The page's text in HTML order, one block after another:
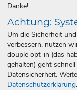
Danke!
Achtung:
Um die Sicherheit
verbessern, nutzen
douple opt-in (das
gehalten) geht
Datensicherheit.
Datenschutzerklärung.